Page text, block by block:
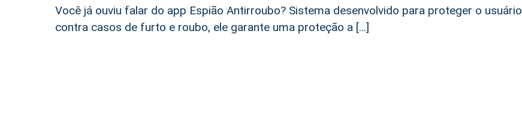
Você já ouviu falar do app Espião Antirroubo? Sistema desenvolvido para proteger o usuário
contra casos de furto e roubo, ele garante uma proteção a […]